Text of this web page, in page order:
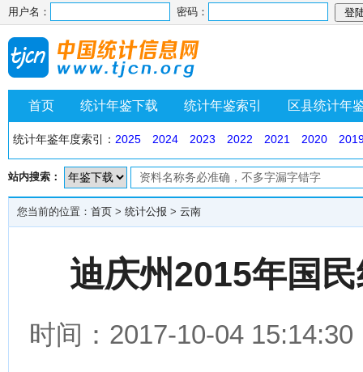
用户名： 密码：
首页 统计年鉴下载 统计年鉴索引 区县统计年
统计年鉴年度索引： 2025 2024 2023 2022 2021 2020
站内搜索：
您当前的位置： 首页 > 统计公报 > 云南
迪庆州2015年国
时间：2017-10-04